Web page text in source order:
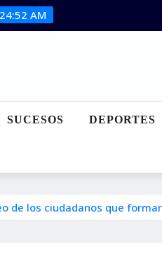
AM
SUCESOS DEPORTES
de los ciudadanos que